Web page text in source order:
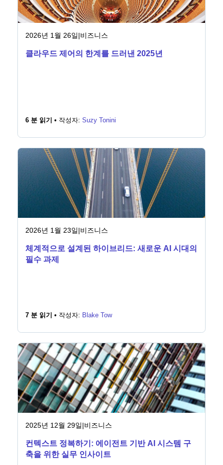
2026년 1월 26일|비즈니스
클라우드 제어의 한계를 드러낸 2025년
6 분 읽기 • 작성자: Suzy Tonini
2026년 1월 23일|비즈니스
체계적으로 설계된 하이브리드: 새로운 AI 시대의
필수 과제
7 분 읽기 • 작성자: Blake Tow
2025년 12월 29일|비즈니스
컨텍스트 정복하기: 에이전트 기반 AI 시스템 구
축을 위한 실무 인사이트